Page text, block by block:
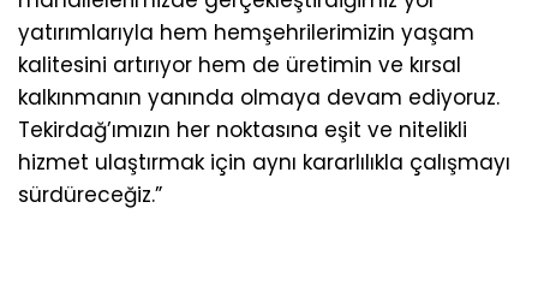
yatırımlarıyla hem hemşehrilerimizin yaşam
kalitesini artırıyor hem de üretimin ve kırsal
kalkınmanın yanında olmaya devam ediyoruz.
Tekirdağ’ımızın her noktasına eşit ve nitelikli
hizmet ulaştırmak için aynı kararlılıkla çalışmayı
sürdüreceğiz.”